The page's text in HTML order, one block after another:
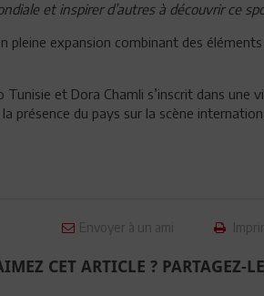
et inspirer d’autres à découvrir ce
pleine expansion combinant des
et Dora Chamli s’inscrit dans une
présence du pays sur la scène
Envoyer à un ami
CET ARTICLE ? PARTAGEZ-